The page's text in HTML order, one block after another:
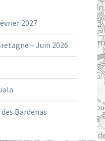
2027
– Juin 2026
Bardenas